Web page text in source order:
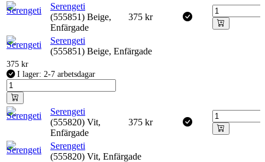
Serengeti
(555851) Beige,
Enfärgade
375 kr
Serengeti
(555851) Beige, Enfärgade
375 kr
I lager: 2-7 arbetsdagar
Serengeti
(555820) Vit,
Enfärgade
375 kr
Serengeti
(555820) Vit, Enfärgade